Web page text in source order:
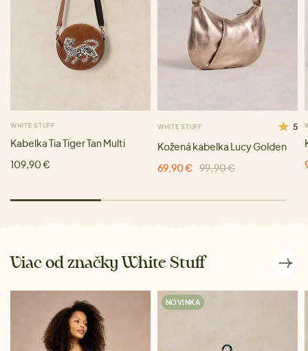
WHITE STUFF
Kabelka Tia Tiger Tan Multi
109,90 €
WHITE STUFF 5
Kožená kabelka Lucy Golden
69,90 €
99,90 €
Viac od značky White Stuff
NOVINKA